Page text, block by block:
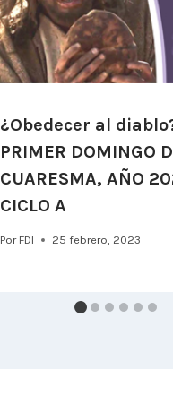
¿Obedecer al
PRIMER DOMINGO
CUARESMA, AÑO
CICLO A
Por FDI 25 febrero, 2023